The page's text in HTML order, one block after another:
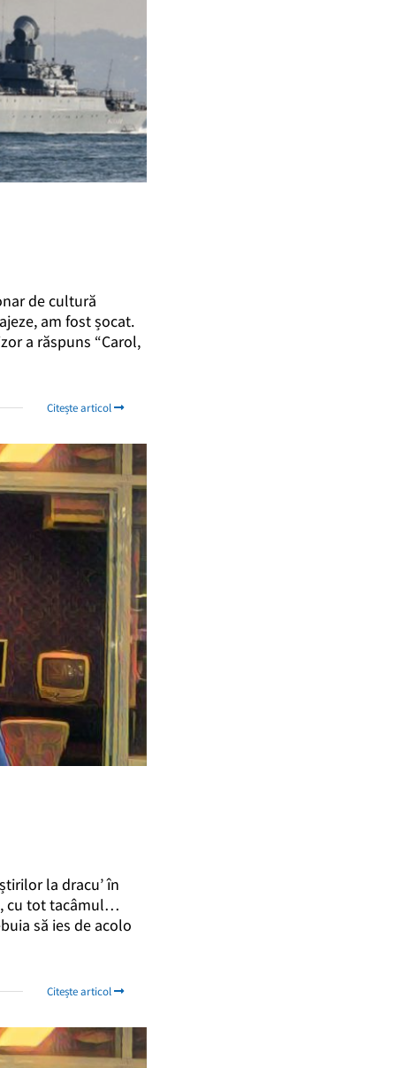
de cultură
am fost șocat.
a răspuns “Carol,
Citește articol
la dracu’ în
cu tot tacâmul…
să ies de acolo
Citește articol